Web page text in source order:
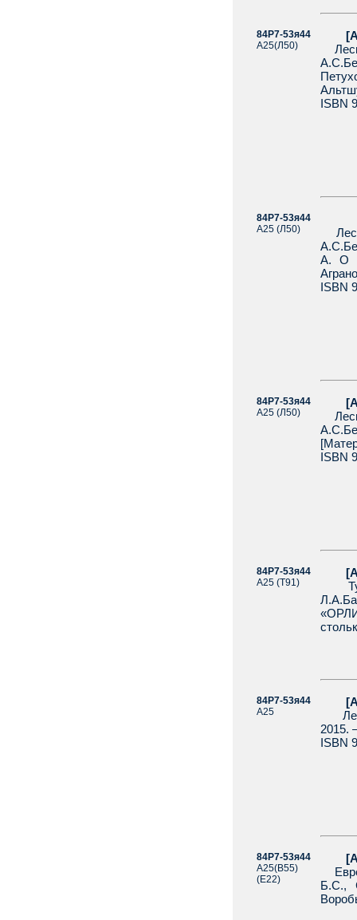
84Р7-53я44
А25(Л50)
ISBN
84Р7-53я44
А25 (Л50)
А. О
ISBN
84Р7-53я44
А25 (Л50)
ISBN
84Р7-53я44
А25 (Т91)
84Р7-53я44
А25
2015.
ISBN
84Р7-53я44
А25(В55)
(Е22)
Б.С.,